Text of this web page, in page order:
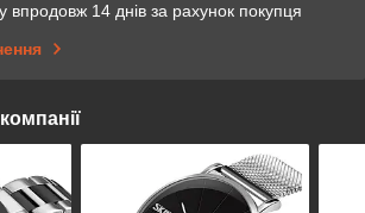
впродовж 14 днів за рахунок покупця